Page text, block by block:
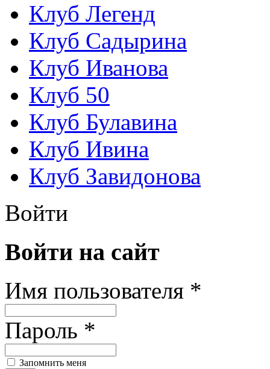
Клуб Легенд
Клуб Садырина
Клуб Иванова
Клуб 50
Клуб Булавина
Клуб Ивина
Клуб Завидонова
Войти
Войти на сайт
Имя пользователя *
Пароль *
Запомнить меня